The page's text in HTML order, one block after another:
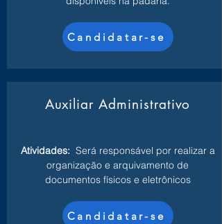
Candidatar-se
Auxiliar Administrativo
Atividades: Será responsável por realizar a
organização e arquivamento de
documentos físicos e eletrônicos
Candidatar-se